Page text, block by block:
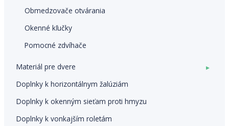
Obmedzovače otvárania
Okenné kľučky
Pomocné zdvíhače
Materiál pre dvere
▸
Doplnky k horizontálnym žalúziám
Doplnky k okenným sieťam proti hmyzu
Doplnky k vonkajším roletám